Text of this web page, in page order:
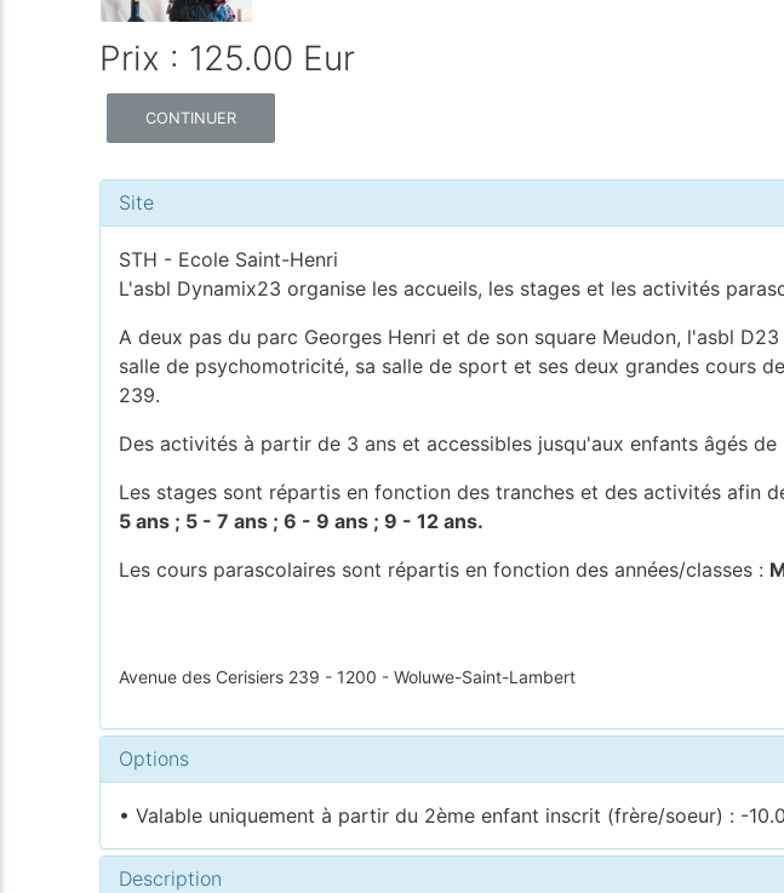
Prix : 125.00 Eur
CONTINUER
Site
STH - Ecole Saint-Henri
L'asbl Dynamix23 organise les accueils, les stages et les activités
A deux pas du parc Georges Henri et de son square Meudon, l'asbl
salle de psychomotricité, sa salle de sport et ses deux grandes cours
239.
Des activités à partir de 3 ans et accessibles jusqu'aux enfants âgés de
Les stages sont répartis en fonction des tranches et des activités afin
5 ans ; 5 - 7 ans ; 6 - 9 ans ; 9 - 12 ans.
Les cours parascolaires sont répartis en fonction des années/classes :
Avenue des Cerisiers 239 - 1200 - Woluwe-Saint-Lambert
Options
• Valable uniquement à partir du 2ème enfant inscrit (frère/soeur) : -
Description